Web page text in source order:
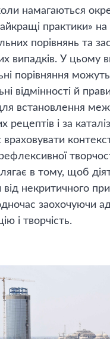
намагаються
практики» на
порівнянь та
випадків. У цьому
порівняння
відмінності й
встановлення меж
рецептів і за
в тому, щоб
від некритичного
заохочуючи
і творчість.